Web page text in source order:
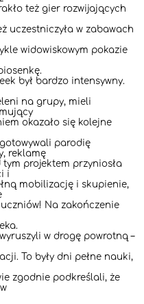
też gier rozwijających
uczestniczyła w zabawach
widowiskowym pokazie
był bardzo intensywny.
na grupy, mieli
okazało się kolejne
parodię
reklamę
projektem przyniosła
i
mobilizację i skupienie,
uczniów! Na zakończenie
w drogę powrotną –
To były dni pełne nauki,
zgodnie podkreślali, że